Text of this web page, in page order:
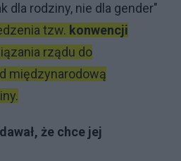
dla rodziny, nie dla gender"
tzw. konwencji
rządu do
międzynarodową
że chce jej